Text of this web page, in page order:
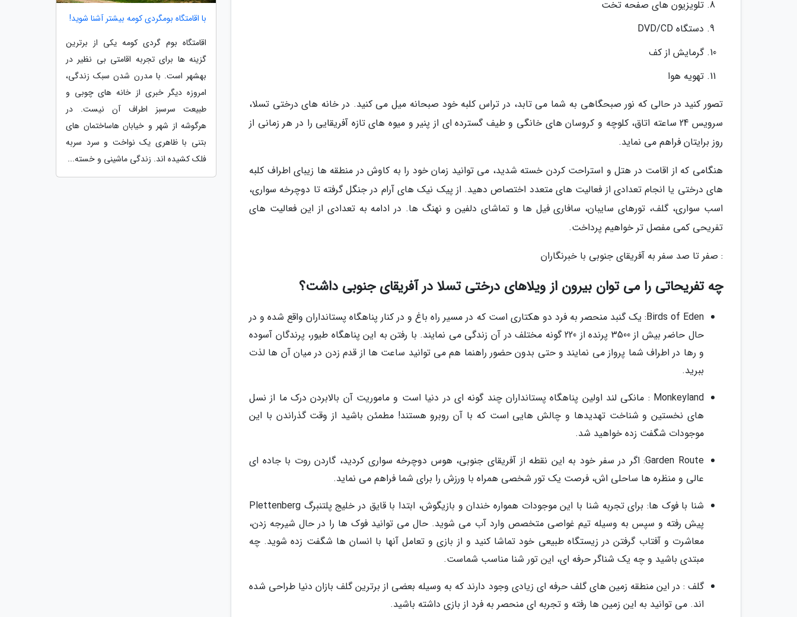
تلویزیون های صفحه تخت
دستگاه DVD/CD
گرمایش از کف
تهویه هوا
تصور کنید در حالی که نور صبحگاهی به شما می تابد، در تراس کلبه خود صبحانه میل می کنید. در خانه های درختی تسلا،
سرویس 24 ساعته اتاق، کلوچه و کروسان های خانگی و طیف گسترده ای از پنیر و میوه های تازه آفریقایی را در هر زمانی از
روز برایتان فراهم می نماید.
هنگامی که از اقامت در هتل و استراحت کردن خسته شدید، می توانید زمان خود را به کاوش در منطقه ها زیبای اطراف کلبه
های درختی یا انجام تعدادی از فعالیت های متعدد اختصاص دهید. از پیک نیک های آرام در جنگل گرفته تا دوچرخه سواری،
اسب سواری، گلف، تورهای سایبان، سافاری فیل ها و تماشای دلفین و نهنگ ها. در ادامه به تعدادی از این فعالیت های
تفریحی کمی مفصل تر خواهیم پرداخت.
: صفر تا صد سفر به آفریقای جنوبی با خبرنگاران
چه تفریحاتی را می توان بیرون از ویلاهای درختی تسلا در آفریقای جنوبی داشت؟
Birds of Eden: یک گنبد منحصر به فرد دو هکتاری است که در مسیر راه باغ و در کنار پناهگاه پستانداران واقع شده و در
حال حاضر بیش از 3500 پرنده از 220 گونه مختلف در آن زندگی می نمایند. با رفتن به این پناهگاه طیور، پرندگان آسوده
و رها در اطراف شما پرواز می نمایند و حتی بدون حضور راهنما هم می توانید ساعت ها از قدم زدن در میان آن ها لذت
ببرید.
Monkeyland : مانکی لند اولین پناهگاه پستانداران چند گونه ای در دنیا است و ماموریت آن بالابردن درک ما از نسل
های نخستین و شناخت تهدیدها و چالش هایی است که با آن روبرو هستند! مطمئن باشید از وقت گذراندن با این
موجودات شگفت زده خواهید شد.
Garden Route: اگر در سفر خود به این نقطه از آفریقای جنوبی، هوس دوچرخه سواری کردید، گاردن روت با جاده ای
عالی و منظره ها ساحلی اش، فرصت یک تور شخصی همراه با ورزش را برای شما فراهم می نماید.
شنا با فوک ها: برای تجربه شنا با این موجودات همواره خندان و بازیگوش، ابتدا با قایق در خلیج پلتنبرگ Plettenberg
پیش رفته و سپس به وسیله تیم غواصی متخصص وارد آب می شوید. حال می توانید فوک ها را در حال شیرجه زدن،
معاشرت و آفتاب گرفتن در زیستگاه طبیعی خود تماشا کنید و از بازی و تعامل آنها با انسان ها شگفت زده شوید. چه
مبتدی باشید و چه یک شناگر حرفه ای، این تور شنا مناسب شماست.
گلف : در این منطقه زمین های گلف حرفه ای زیادی وجود دارند که به وسیله بعضی از برترین گلف بازان دنیا طراحی شده
اند. می توانید به این زمین ها رفته و تجربه ای منحصر به فرد از بازی داشته باشید.
با اقامتگاه بومگردی کومه بیشتر آشنا شوید!
اقامتگاه بوم گردی کومه یکی از برترین
گزینه ها برای تجربه اقامتی بی نظیر در
بهشهر است. با مدرن شدن سبک زندگی،
امروزه دیگر خبری از خانه های چوبی و
طبیعت سرسبز اطراف آن نیست. در
هرگوشه از شهر و خیابان هاساختمان های
بتنی با ظاهری یک نواخت و سرد سربه
فلک کشیده اند. زندگی ماشینی و خسته...